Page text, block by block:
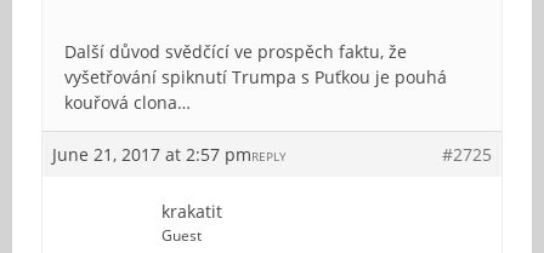
Další důvod svědčící ve prospěch faktu, že
vyšetřování spiknutí Trumpa s Puťkou je pouhá
kouřová clona…
June 21, 2017 at 2:57 pm #2725
REPLY
krakatit
Guest